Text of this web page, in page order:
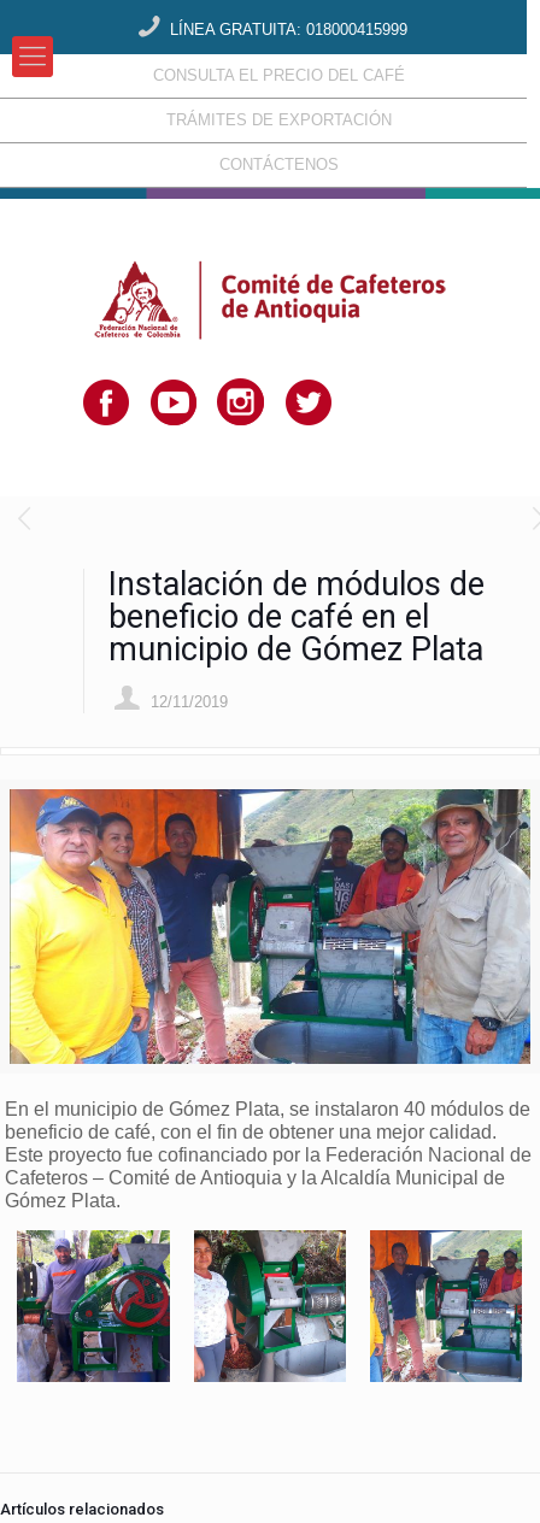
LÍNEA GRATUITA: 018000415999
CONSULTA EL PRECIO DEL CAFÉ
TRÁMITES DE EXPORTACIÓN
CONTÁCTENOS
Instalación de módulos de
beneficio de café en el
municipio de Gómez Plata
12/11/2019
En el municipio de Gómez Plata, se instalaron 40 módulos de
beneficio de café, con el fin de obtener una mejor calidad.
Este proyecto fue cofinanciado por la Federación Nacional de
Cafeteros – Comité de Antioquia y la Alcaldía Municipal de
Gómez Plata.
Artículos relacionados